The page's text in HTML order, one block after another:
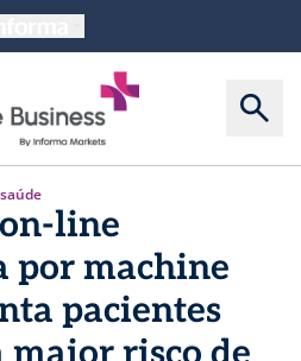
line
por machine
pacientes